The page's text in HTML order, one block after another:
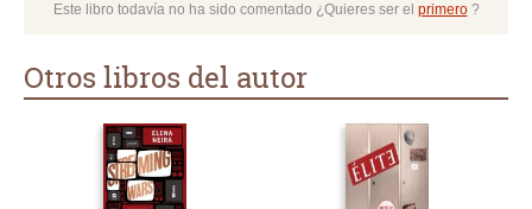
Este libro todavía no ha sido comentado ¿Quieres ser el primero?
Otros libros del autor